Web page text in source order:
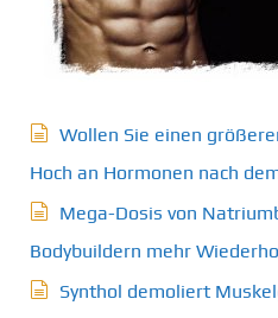
Wollen Sie einen
Hoch an Hormonen nach
Mega-Dosis von
Bodybuildern mehr
Synthol demoliert